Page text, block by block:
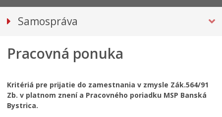
Samospráva
Referendum 2026
Hlavný kontrolór mesta
Mestské zastupiteľstvo
Pracovná ponuka
Kritériá pre prijatie do zamestnania v zmysle Zák.564/91
Zb. v platnom znení a Pracovného poriadku MSP Banská
Bystrica.